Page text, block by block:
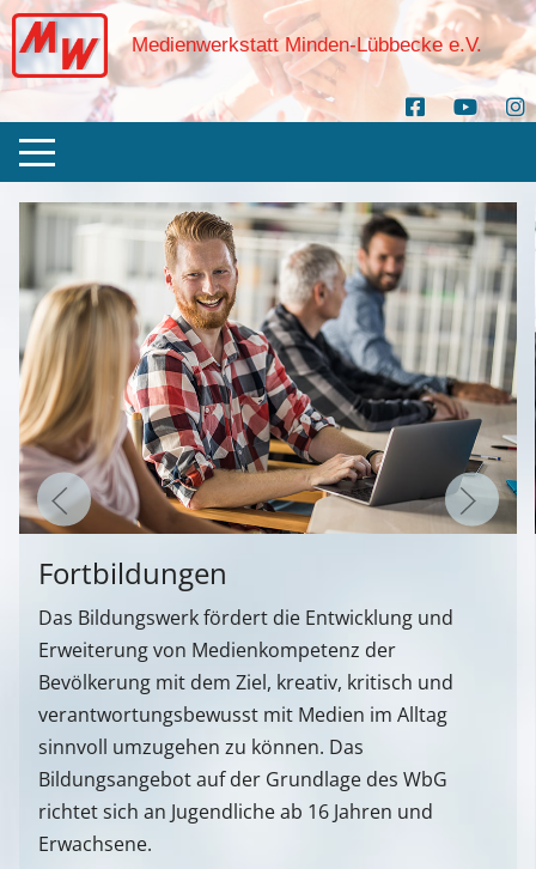
Medienwerkstatt Minden-Lübbecke e.V.
Fortbildungen
Das Bildungswerk fördert die Entwicklung und
Erweiterung von Medienkompetenz der
Bevölkerung mit dem Ziel, kreativ, kritisch und
verantwortungsbewusst mit Medien im Alltag
sinnvoll umzugehen zu können. Das
Bildungsangebot auf der Grundlage des WbG
richtet sich an Jugendliche ab 16 Jahren und
Erwachsene.